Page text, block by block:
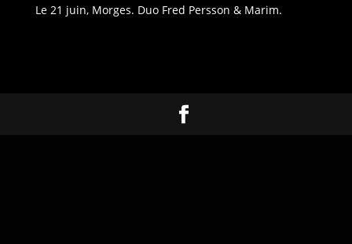
Le 21 juin, Morges. Duo Fred Persson & Marim.